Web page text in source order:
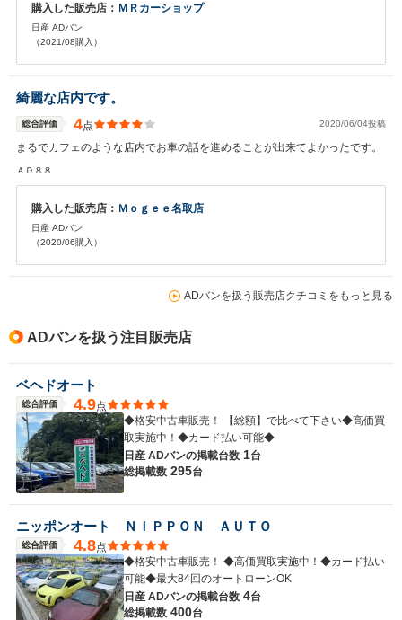
購入した販売店： ＭＲカーショップ
日産 ADバン
（2021/08購入）
綺麗な店内です。
総合評価 4点 2020/06/04投稿
まるでカフェのような店内でお車の話を進めることが出来てよかったです。
ＡＤ８８
購入した販売店： Ｍｏｇｅｅ名取店
日産 ADバン
（2020/06購入）
ADバンを扱う販売店クチコミをもっと見る
ADバンを扱う注目販売店
ベヘドオート
総合評価 4.9点
◆格安中古車販売！ 【総額】で比べて下さい◆高価買
取実施中！◆カード払い可能◆
日産 ADバンの掲載台数 1台
総掲載数 295台
ニッポンオート ＮＩＰＰＯＮ ＡＵＴＯ
総合評価 4.8点
◆格安中古車販売！ ◆高価買取実施中！◆カード払い
可能◆最大84回のオートローンOK
日産 ADバンの掲載台数 4台
総掲載数 400台